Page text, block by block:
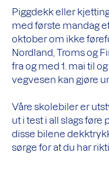
Piggdekk eller
med første mandag
oktober om ikke
Nordland, Troms og
fra og med 1. mai til
vegvesen kan gjøre
Våre skolebiler er
ut i test i all slags føre
disse bilene
sørge for at du har